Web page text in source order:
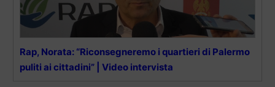
Rap, Norata: “Riconsegneremo i quartieri di Palermo
puliti ai cittadini” | Video intervista